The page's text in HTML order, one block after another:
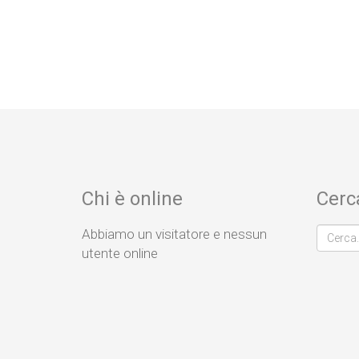
Chi è online
Abbiamo un visitatore e nessun
utente online